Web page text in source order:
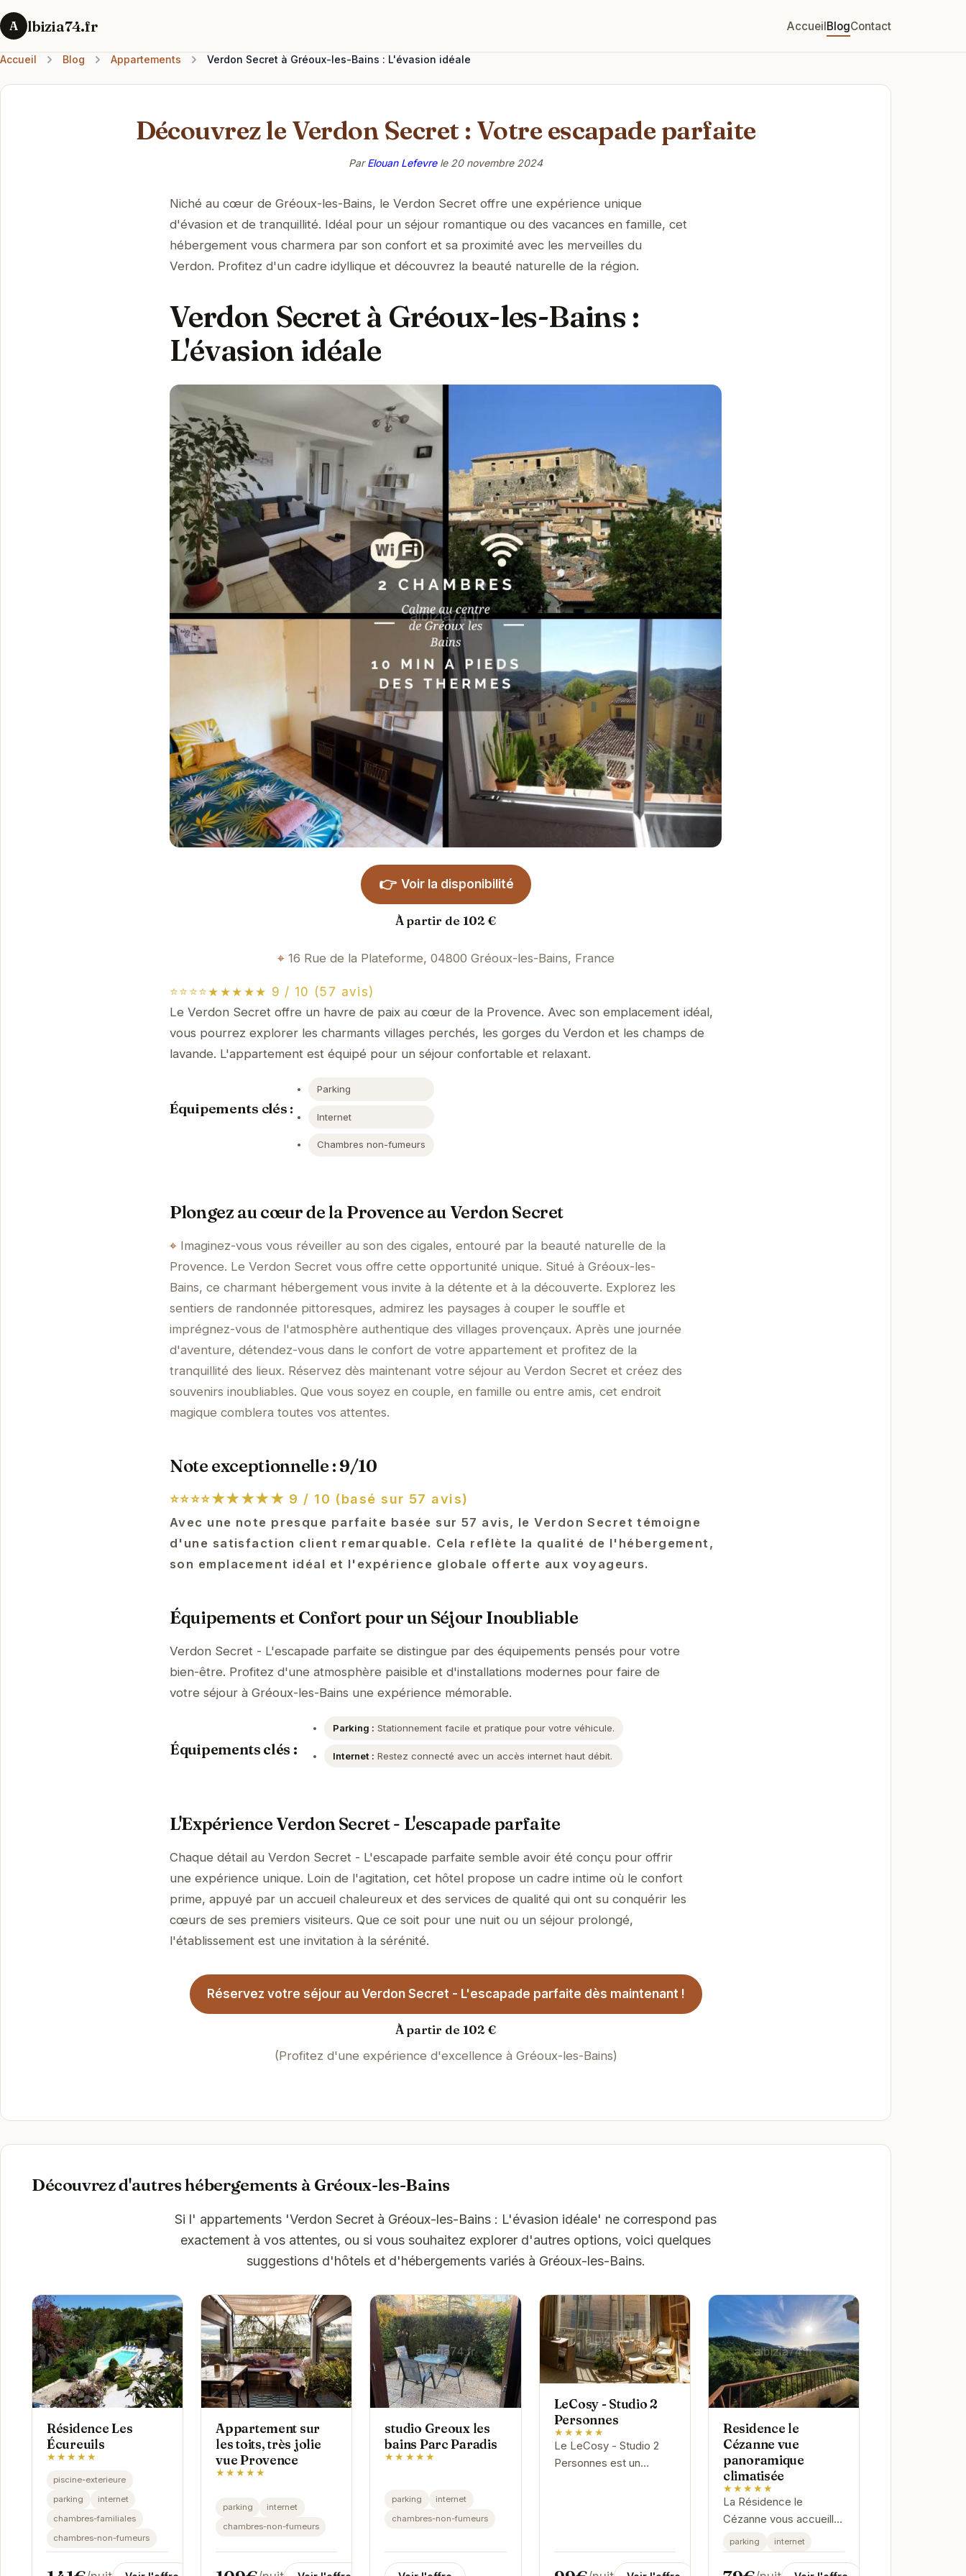
A lbizia74.fr AccueilBlogContact
Accueil Blog Appartements Verdon Secret à Gréoux-les-Bains : L'évasion idéale
Découvrez le Verdon Secret : Votre escapade parfaite
ParElouan Lefevrele 20 novembre 2024
Niché au cœur de Gréoux-les-Bains, le Verdon Secret offre une expérience unique
d'évasion et de tranquillité. Idéal pour un séjour romantique ou des vacances en famille, cet
hébergement vous charmera par son confort et sa proximité avec les merveilles du
Verdon. Profitez d'un cadre idyllique et découvrez la beauté naturelle de la région.
Verdon Secret à Gréoux-les-Bains :
L'évasion idéale
👉 Voir la disponibilité
À partir de 102 €
16 Rue de la Plateforme, 04800 Gréoux-les-Bains, France
⭐⭐⭐⭐★★★★★ 9 / 10 (57 avis)
Le Verdon Secret offre un havre de paix au cœur de la Provence. Avec son emplacement idéal,
vous pourrez explorer les charmants villages perchés, les gorges du Verdon et les champs de
lavande. L'appartement est équipé pour un séjour confortable et relaxant.
Équipements clés :
Parking
Internet
Chambres non-fumeurs
Plongez au cœur de la Provence au Verdon Secret
Imaginez-vous vous réveiller au son des cigales, entouré par la beauté naturelle de la
Provence. Le Verdon Secret vous offre cette opportunité unique. Situé à Gréoux-les-
Bains, ce charmant hébergement vous invite à la détente et à la découverte. Explorez les
sentiers de randonnée pittoresques, admirez les paysages à couper le souffle et
imprégnez-vous de l'atmosphère authentique des villages provençaux. Après une journée
d'aventure, détendez-vous dans le confort de votre appartement et profitez de la
tranquillité des lieux. Réservez dès maintenant votre séjour au Verdon Secret et créez des
souvenirs inoubliables. Que vous soyez en couple, en famille ou entre amis, cet endroit
magique comblera toutes vos attentes.
Note exceptionnelle : 9/10
⭐⭐⭐⭐★★★★★ 9 / 10 (basé sur 57 avis)
Avec une note presque parfaite basée sur 57 avis, le Verdon Secret témoigne
d'une satisfaction client remarquable. Cela reflète la qualité de l'hébergement,
son emplacement idéal et l'expérience globale offerte aux voyageurs.
Équipements et Confort pour un Séjour Inoubliable
Verdon Secret - L'escapade parfaite se distingue par des équipements pensés pour votre
bien-être. Profitez d'une atmosphère paisible et d'installations modernes pour faire de
votre séjour à Gréoux-les-Bains une expérience mémorable.
Équipements clés :
Parking : Stationnement facile et pratique pour votre véhicule.
Internet : Restez connecté avec un accès internet haut débit.
L'Expérience Verdon Secret - L'escapade parfaite
Chaque détail au Verdon Secret - L'escapade parfaite semble avoir été conçu pour offrir
une expérience unique. Loin de l'agitation, cet hôtel propose un cadre intime où le confort
prime, appuyé par un accueil chaleureux et des services de qualité qui ont su conquérir les
cœurs de ses premiers visiteurs. Que ce soit pour une nuit ou un séjour prolongé,
l'établissement est une invitation à la sérénité.
Réservez votre séjour au Verdon Secret - L'escapade parfaite dès maintenant !
À partir de 102 €
(Profitez d'une expérience d'excellence à Gréoux-les-Bains)
Découvrez d'autres hébergements à Gréoux-les-Bains
Si l' appartements 'Verdon Secret à Gréoux-les-Bains : L'évasion idéale' ne correspond pas
exactement à vos attentes, ou si vous souhaitez explorer d'autres options, voici quelques
suggestions d'hôtels et d'hébergements variés à Gréoux-les-Bains.
Résidence Les
Écureuils
★★★★★
piscine-exterieure
parking
internet
chambres-familiales
chambres-non-fumeurs
Appartement sur
les toits, très jolie
vue Provence
★★★★★
parking
internet
chambres-non-fumeurs
studio Greoux les
bains Parc Paradis
★★★★★
parking
internet
chambres-non-fumeurs
LeCosy - Studio 2
Personnes
★★★★★
Le LeCosy - Studio 2
Personnes est un
attractions locales.
Residence le
Cézanne vue
panoramique
climatisée
★★★★★
La Résidence le
Cézanne vous accueille
dans un cadre
exceptionnel à Gréoux-
les-Bains. Avec sa vue
parking internet